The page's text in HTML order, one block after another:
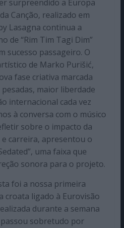
surpreendido a Europa
Canção, realizado em
Lasagna continua a
de “Rim Tim Tagi Dim”
sucesso passageiro. O
de Marko Purišić,
fase criativa marcada
maior liberdade
internacional cada vez
à conversa com o músico
sobre o impacto da
e carreira, apresentou o
uma faixa que
sonora para o projeto.
foi a nossa primeira
croata ligado à Eurovisão
durante a semana
sobretudo por